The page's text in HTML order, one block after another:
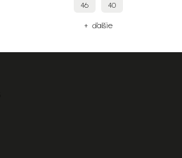
46 40
+ ďalšie